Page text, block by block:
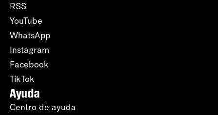
RSS
YouTube
WhatsApp
Instagram
Facebook
TikTok
Ayuda
Centro de ayuda